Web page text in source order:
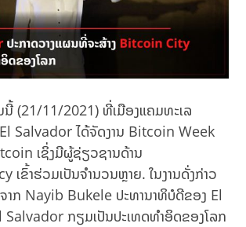
(21/11/2021) ທີ່ເມືອງແຄມທະເລ
Salvador ໄດ້ຈັດງານ Bitcoin Week
ເຊິ່ງມີຜູ້ຊ່ຽວຊານດ້ານ
ເຂົ້າຮ່ວມເປັນຈຳນວນຫຼາຍ. ໃນງານດັ່ງກ່າວ
າກ Nayib Bukele ປະທານາທິບໍດີຂອງ El
Salvador ກຽມເປັນປະເທດທຳອິດຂອງໂລກ